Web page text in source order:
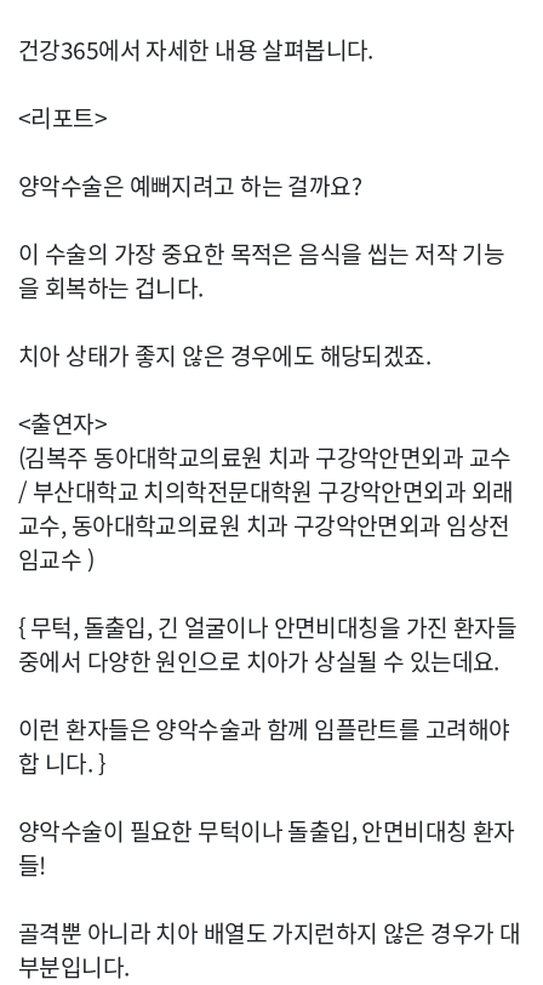
건강365에서 자세한 내용 살펴봅니다.
<리포트>
양악수술은 예뻐지려고 하는 걸까요?
이 수술의 가장 중요한 목적은 음식을 씹는 저작 기능
을 회복하는 겁니다.
치아 상태가 좋지 않은 경우에도 해당되겠죠.
<출연자>
(김복주 동아대학교의료원 치과 구강악안면외과 교수
/ 부산대학교 치의학전문대학원 구강악안면외과 외래
교수, 동아대학교의료원 치과 구강악안면외과 임상전
임교수 )
{ 무턱, 돌출입, 긴 얼굴이나 안면비대칭을 가진 환자들
중에서 다양한 원인으로 치아가 상실될 수 있는데요.
이런 환자들은 양악수술과 함께 임플란트를 고려해야
합 니다. }
양악수술이 필요한 무턱이나 돌출입, 안면비대칭 환자
들!
골격뿐 아니라 치아 배열도 가지런하지 않은 경우가 대
부분입니다.